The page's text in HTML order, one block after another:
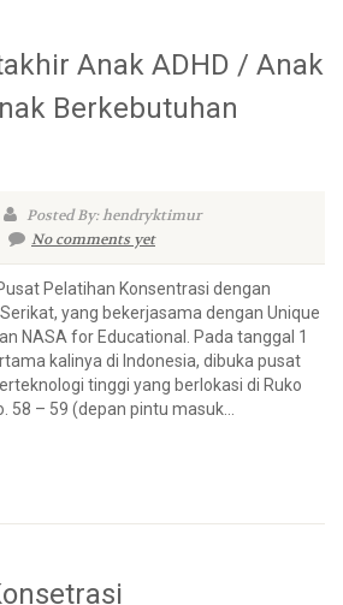
Anak ADHD / Anak
Berkebutuhan
Posted By: hendryktimur
No comments yet
Pelatihan Konsentrasi dengan
yang bekerjasama dengan Unique
NASA for Educational. Pada tanggal 1
kalinya di Indonesia, dibuka pusat
tinggi yang berlokasi di Ruko
58 – 59 (depan pintu masuk...